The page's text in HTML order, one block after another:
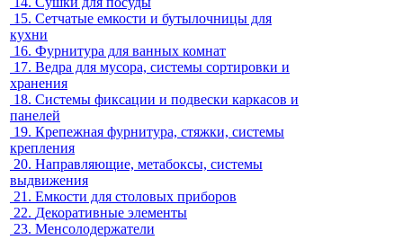
15. Сетчатые емкости и бутылочницы для
кухни
16. Фурнитура для ванных комнат
17. Ведра для мусора, системы сортировки и
хранения
18. Системы фиксации и подвески каркасов и
панелей
19. Крепежная фурнитура, стяжки, системы
крепления
20. Направляющие, метабоксы, системы
выдвижения
21. Емкости для столовых приборов
22. Декоративные элементы
23. Менсолодержатели